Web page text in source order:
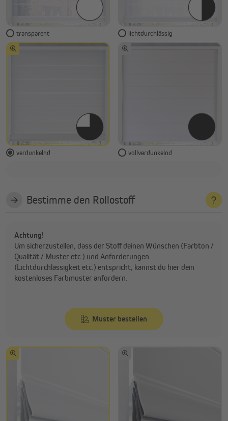
transparent lichtdurchlässig
verdunkelnd vollverdunkelnd
Bestimme den Rollostoff
Achtung!
Um sicherzustellen, dass der Stoff deinen Wünschen (Farbton /
Qualität / Muster etc.) und Anforderungen
(Lichtdurchlässigkeit etc.) entspricht, kannst du hier dein
kostenloses Farbmuster anfordern.
Muster bestellen